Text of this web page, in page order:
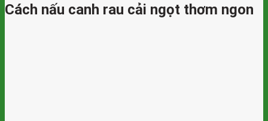
Cách nấu canh rau cải ngọt thơm ngon